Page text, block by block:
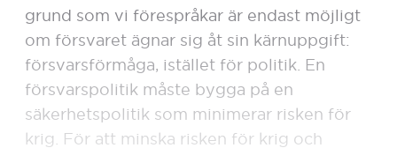
grund som vi förespråkar är endast möjligt
om försvaret ägnar sig åt sin kärnuppgift:
försvarsförmåga, istället för politik. En
försvarspolitik måste bygga på en
säkerhetspolitik som minimerar risken för
krig. För att minska risken för krig och